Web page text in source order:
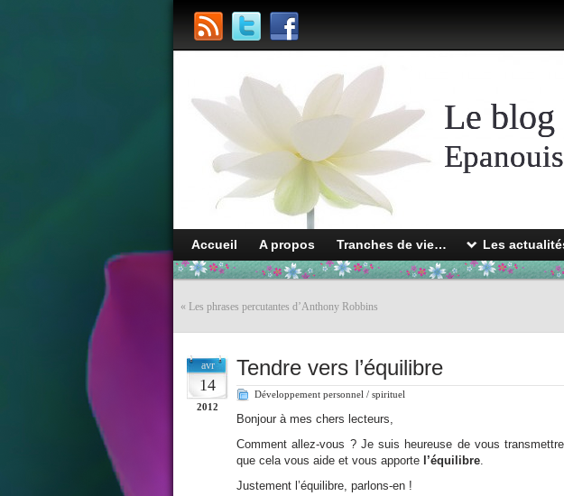
Le blog
Accueil A propos Tranches de vie… Les
« Les phrases percutantes d’Anthony Robbins
avr
14
2012
Tendre vers l’équilibre
Développement personnel / spirituel
Bonjour à mes chers lecteurs,
Comment allez-vous ? Je suis heureuse de vous
que cela vous aide et vous apporte l’équilibre.
Justement l’équilibre, parlons-en !